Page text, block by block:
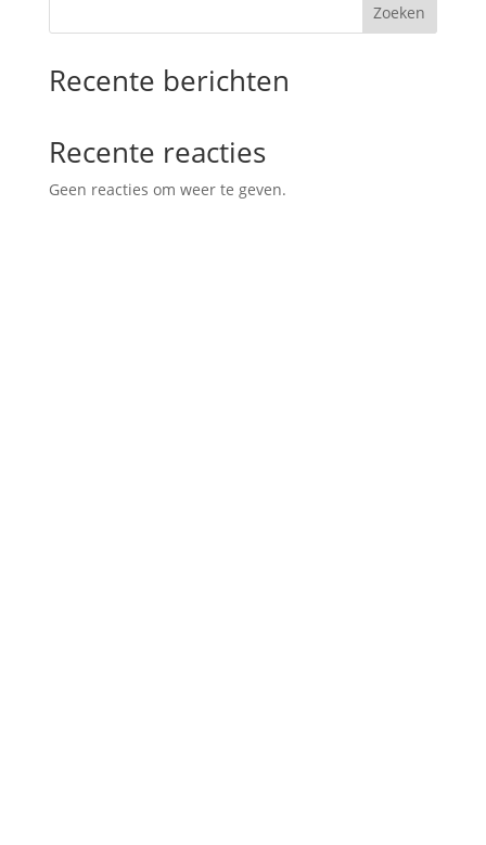
Zoeken
Recente berichten
Recente reacties
Geen reacties om weer te geven.